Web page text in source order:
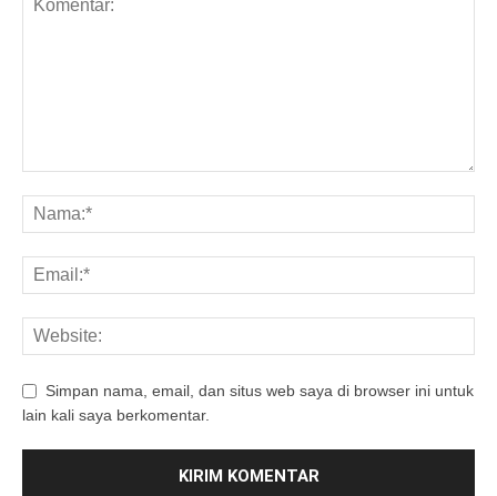
Simpan nama, email, dan situs web saya di browser ini untuk
lain kali saya berkomentar.